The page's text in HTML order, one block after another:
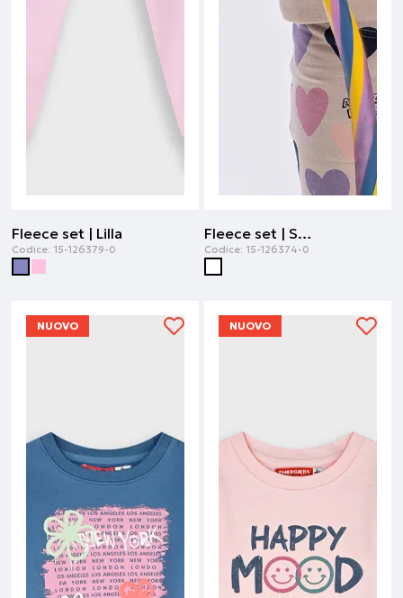
Fleece set | Lilla
Codice: 15-126379-0
Fleece set | Stampa all over
Codice: 15-126374-0
NUOVO NUOVO